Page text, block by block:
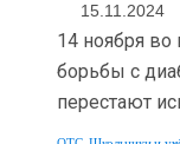
15.11.2024
14 ноября
борьбы с
перестают